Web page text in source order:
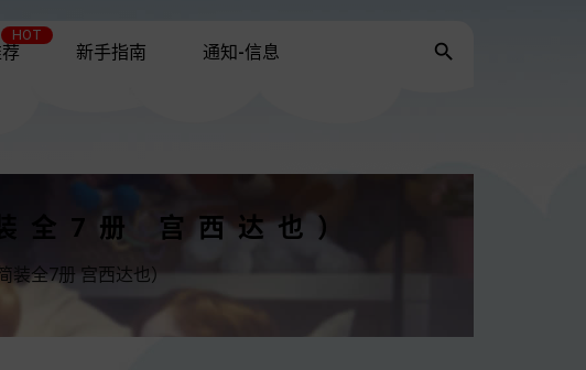
HOT
新手指南 通知-信息 
全7册 宫西达也）
装全7册 宫西达也）